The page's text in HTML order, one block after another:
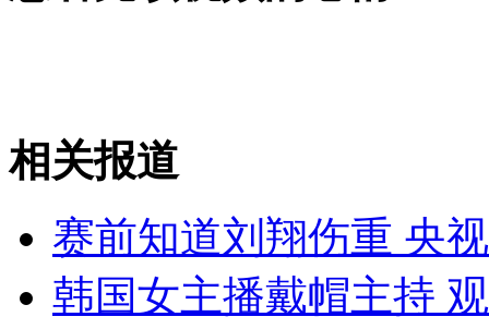
山西运城恶犬咬伤多人 警民合力深夜将其击毙
相关报道
赛前知道刘翔伤重 央
韩国女主播戴帽主持